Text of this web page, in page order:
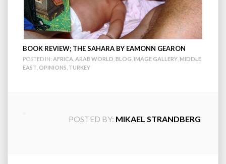
BOOK REVIEW; THE SAHARA BY EAMONN GEARON
POSTED IN: AFRICA ARAB WORLD BLOG IMAGE GALLERY MIDDLE
EAST OPINIONS TURKEY
POSTED BY: MIKAEL STRANDBERG